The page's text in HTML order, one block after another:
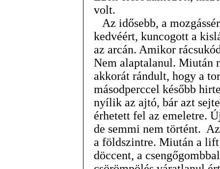
volt.
Az idősebb, a
kedvéért, kuncogott a
az arcán. Amikor
Nem alaptalanul. Miután
akkorát rándult, hogy a
másodperccel később
nyílik az ajtó, bár azt
érhetett fel az emeletre.
de semmi nem történt.
a földszintre. Miután a
döccent, a